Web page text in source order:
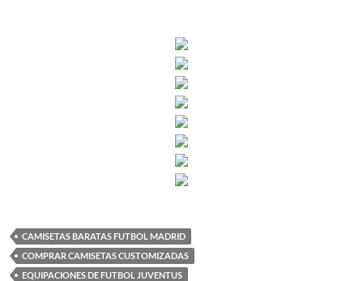
CAMISETAS BARATAS FUTBOL MADRID
COMPRAR CAMISETAS CUSTOMIZADAS
EQUIPACIONES DE FUTBOL JUVENTUS